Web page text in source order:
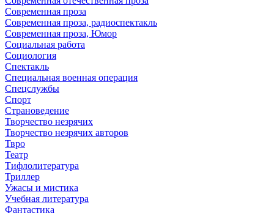
Современная проза
Современная проза, радиоспектакль
Современная проза, Юмор
Социальная работа
Социология
Спектакль
Специальная военная операция
Спецслужбы
Спорт
Страноведение
Творчество незрячих
Творчество незрячих авторов
Твро
Театр
Тифлолитература
Триллер
Ужасы и мистика
Учебная литература
Фантастика